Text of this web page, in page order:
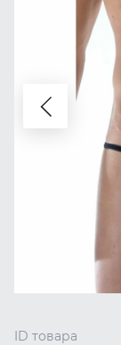
ID товара